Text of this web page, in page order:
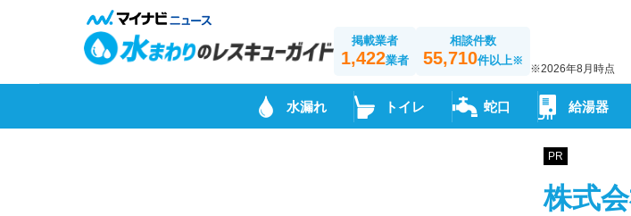
掲載業者
1,422業者
相談件数
55,710件以上※
※2026年8月時点
水漏れ トイレ 蛇口 給湯器
PR
株式